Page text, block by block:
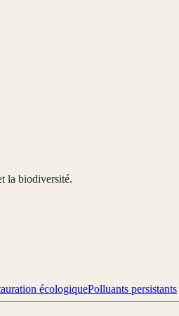
la biodiversité.
écologiquePolluants persistants